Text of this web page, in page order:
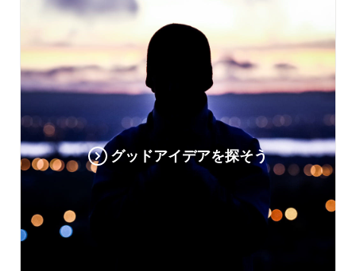
グッドアイデアを探そう